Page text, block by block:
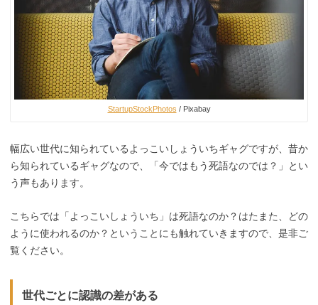
StartupStockPhotos / Pixabay
幅広い世代に知られているよっこいしょういちギャグですが、昔か
ら知られているギャグなので、「今ではもう死語なのでは？」とい
う声もあります。
こちらでは「よっこいしょういち」は死語なのか？はたまた、どの
ように使われるのか？ということにも触れていきますので、是非ご
覧ください。
世代ごとに認識の差がある